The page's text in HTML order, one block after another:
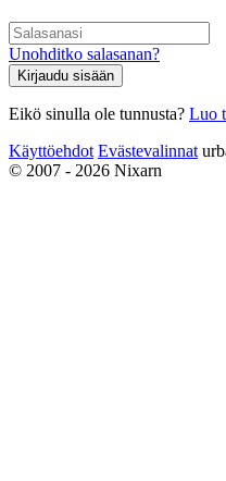
Unohditko salasanan?
Kirjaudu sisään
Eikö sinulla ole tunnusta? Luo
Käyttöehdot Evästevalinnat
© 2007 - 2026 Nixarn